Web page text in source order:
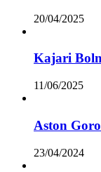
20/04/2025
Kajari
11/06/2025
Aston
23/04/2024